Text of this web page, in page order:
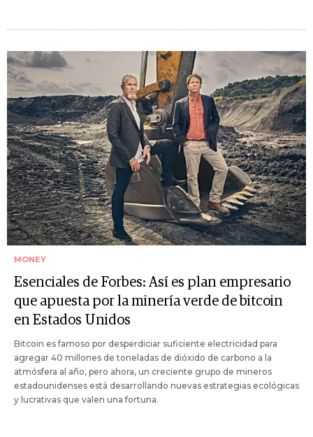
MONEY
Esenciales de Forbes: Así es plan empresario
que apuesta por la minería verde de bitcoin
en Estados Unidos
Bitcoin es famoso por desperdiciar suficiente electricidad para
agregar 40 millones de toneladas de dióxido de carbono a la
atmósfera al año, pero ahora, un creciente grupo de mineros
estadounidenses está desarrollando nuevas estrategias ecológicas
y lucrativas que valen una fortuna.